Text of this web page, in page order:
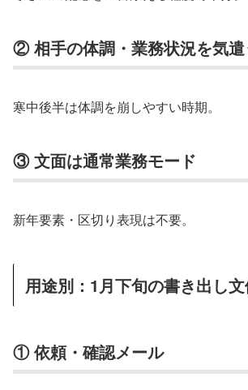
② 相手の体調・業務状況を気遣
寒中後半は体調を崩しやすい時期。
③ 文面は通常業務モード
新年要素・区切り表現は不要。
用途別：1月下旬の書き出し
① 依頼・確認メール